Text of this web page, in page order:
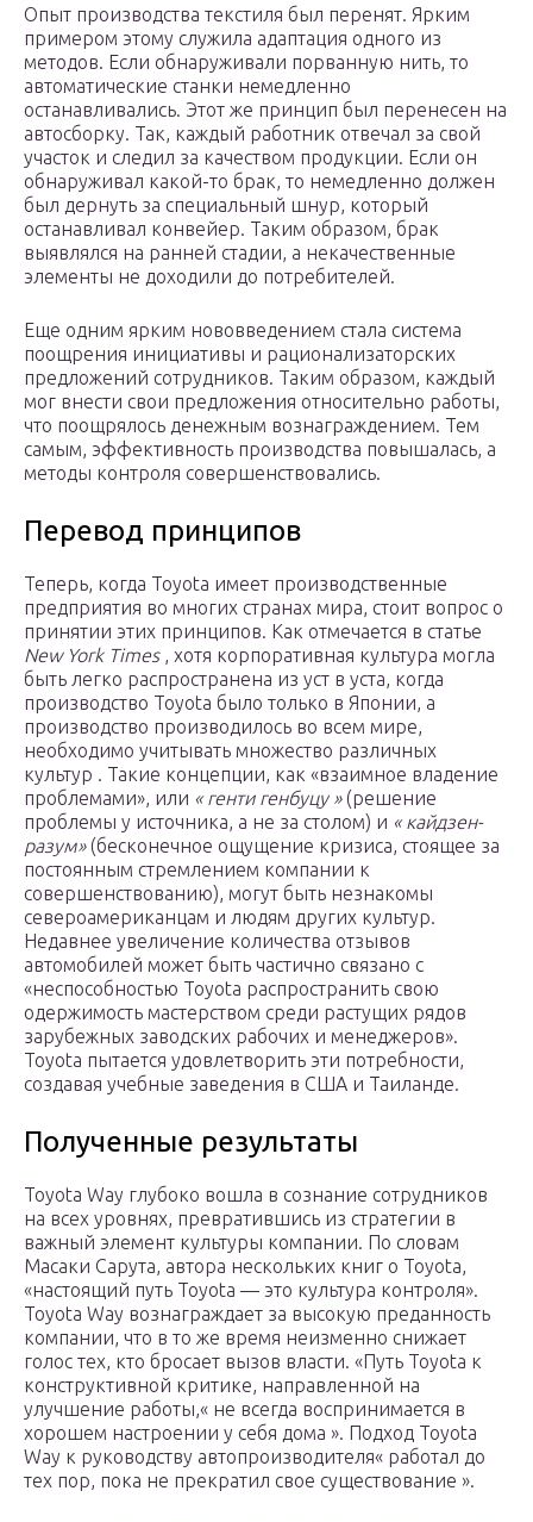
Опыт производства текстиля был перенят. Ярким
примером этому служила адаптация одного из
методов. Если обнаруживали порванную нить, то
автоматические станки немедленно
останавливались. Этот же принцип был перенесен на
автосборку. Так, каждый работник отвечал за свой
участок и следил за качеством продукции. Если он
обнаруживал какой-то брак, то немедленно должен
был дернуть за специальный шнур, который
останавливал конвейер. Таким образом, брак
выявлялся на ранней стадии, а некачественные
элементы не доходили до потребителей.
Еще одним ярким нововведением стала система
поощрения инициативы и рационализаторских
предложений сотрудников. Таким образом, каждый
мог внести свои предложения относительно работы,
что поощрялось денежным вознаграждением. Тем
самым, эффективность производства повышалась, а
методы контроля совершенствовались.
Перевод принципов
Теперь, когда Toyota имеет производственные
предприятия во многих странах мира, стоит вопрос о
принятии этих принципов. Как отмечается в статье
New York Times , хотя корпоративная культура могла
быть легко распространена из уст в уста, когда
производство Toyota было только в Японии, а
производство производилось во всем мире,
необходимо учитывать множество различных
культур . Такие концепции, как «взаимное владение
проблемами», или « генти генбуцу » (решение
проблемы у источника, а не за столом) и « кайдзен-
разум» (бесконечное ощущение кризиса, стоящее за
постоянным стремлением компании к
совершенствованию), могут быть незнакомы
североамериканцам и людям других культур.
Недавнее увеличение количества отзывов
автомобилей может быть частично связано с
«неспособностью Toyota распространить свою
одержимость мастерством среди растущих рядов
зарубежных заводских рабочих и менеджеров».
Toyota пытается удовлетворить эти потребности,
создавая учебные заведения в США и Таиланде.
Полученные результаты
Toyota Way глубоко вошла в сознание сотрудников
на всех уровнях, превратившись из стратегии в
важный элемент культуры компании. По словам
Масаки Сарута, автора нескольких книг о Toyota,
«настоящий путь Toyota — это культура контроля».
Toyota Way вознаграждает за высокую преданность
компании, что в то же время неизменно снижает
голос тех, кто бросает вызов власти. «Путь Toyota к
конструктивной критике, направленной на
улучшение работы,« не всегда воспринимается в
хорошем настроении у себя дома ». Подход Toyota
Way к руководству автопроизводителя« работал до
тех пор, пока не прекратил свое существование ».